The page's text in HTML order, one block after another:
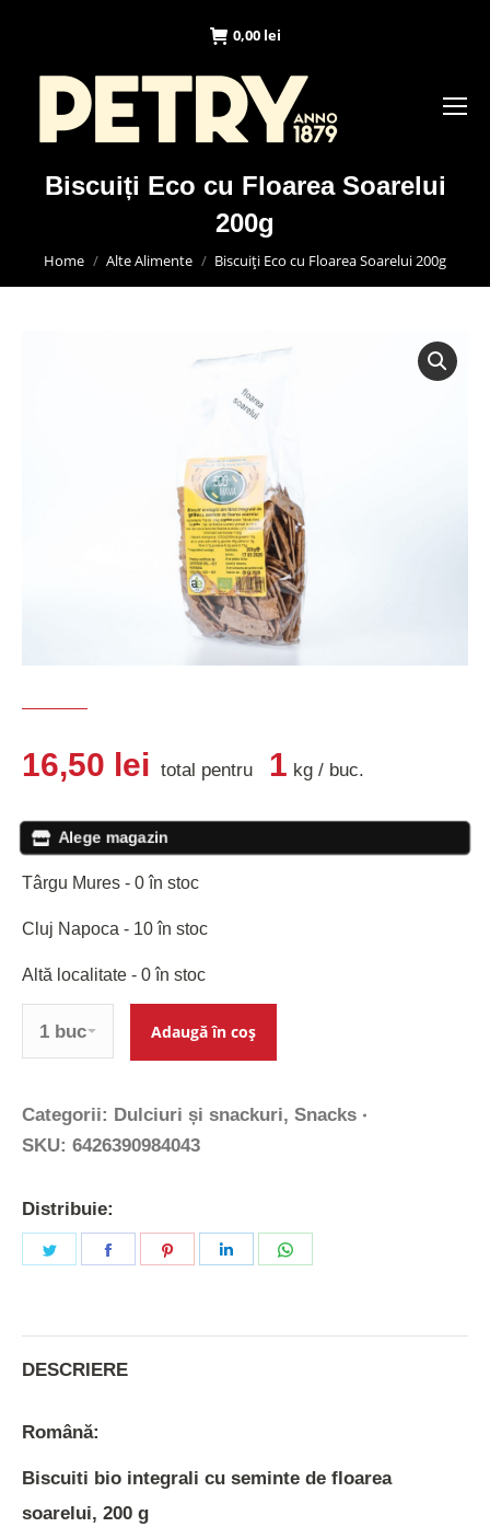
0,00 lei
Biscuiți Eco cu Floarea Soarelui
200g
You are here:
Home Alte Alimente Biscuiți Eco cu Floarea Soarelui 200g
16,50 lei total pentru 1 kg / buc.
Alege magazin
Târgu Mures - 0 în stoc
Cluj Napoca - 10 în stoc
Altă localitate - 0 în stoc
Adaugă în coș
Categorii: Dulciuri și snackuri, Snacks
SKU: 6426390984043
Distribuie:
Share
Share
Share
Share
DESCRIERE
Română:
Biscuiti bio integrali cu seminte de floarea
soarelui, 200 g